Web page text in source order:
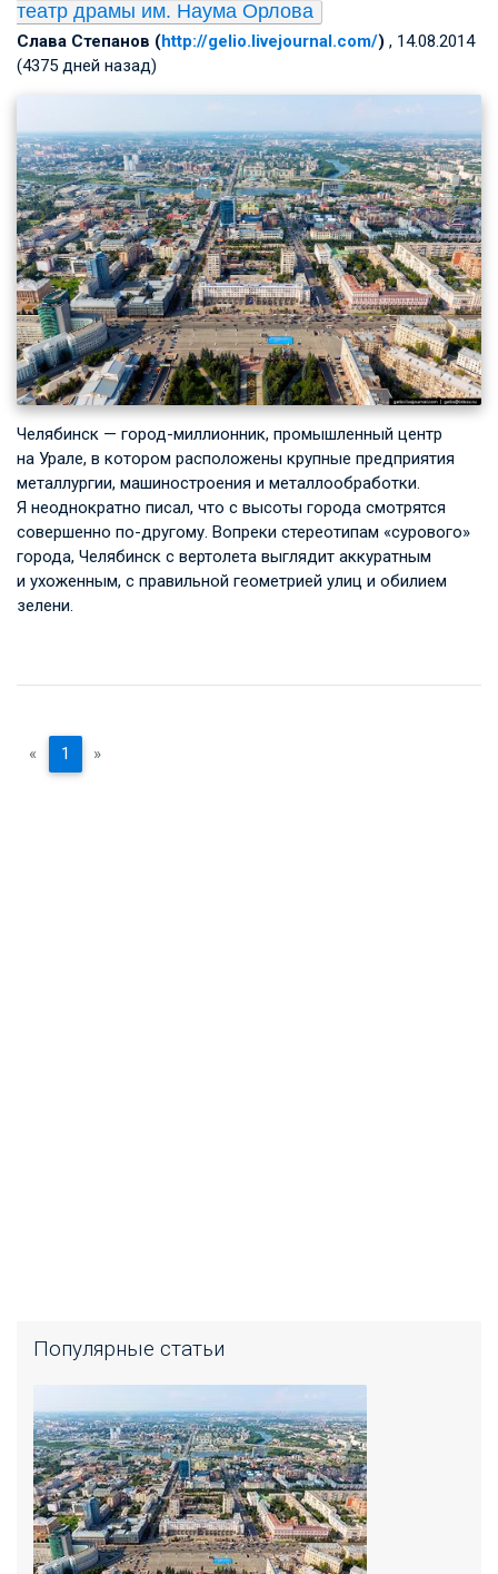
театр драмы им. Наума Орлова
Слава Степанов (http://gelio.livejournal.com/) , 14.08.2014
(4375 дней назад)
Челябинск — город-миллионник, промышленный центр
на Урале, в котором расположены крупные предприятия
металлургии, машиностроения и металлообработки.
Я неоднократно писал, что с высоты города смотрятся
совершенно по-другому. Вопреки стереотипам «сурового»
города, Челябинск с вертолета выглядит аккуратным
и ухоженным, с правильной геометрией улиц и обилием
зелени.
« 1 »
Популярные статьи